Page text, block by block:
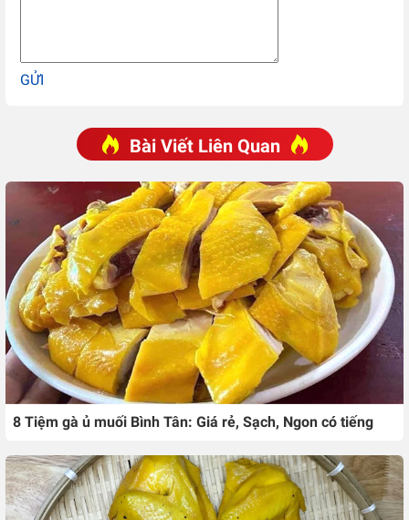
GỬI
Bài Viết Liên Quan
8 Tiệm gà ủ muối Bình Tân: Giá rẻ, Sạch, Ngon có tiếng